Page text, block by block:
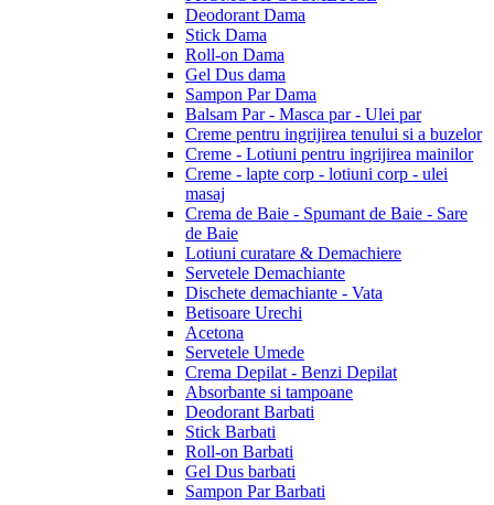
Deodorant Dama
Stick Dama
Roll-on Dama
Gel Dus dama
Sampon Par Dama
Balsam Par - Masca par - Ulei par
Creme pentru ingrijirea tenului si a buzelor
Creme - Lotiuni pentru ingrijirea mainilor
Creme - lapte corp - lotiuni corp - ulei
masaj
Crema de Baie - Spumant de Baie - Sare
de Baie
Lotiuni curatare & Demachiere
Servetele Demachiante
Dischete demachiante - Vata
Betisoare Urechi
Acetona
Servetele Umede
Crema Depilat - Benzi Depilat
Absorbante si tampoane
Deodorant Barbati
Stick Barbati
Roll-on Barbati
Gel Dus barbati
Sampon Par Barbati